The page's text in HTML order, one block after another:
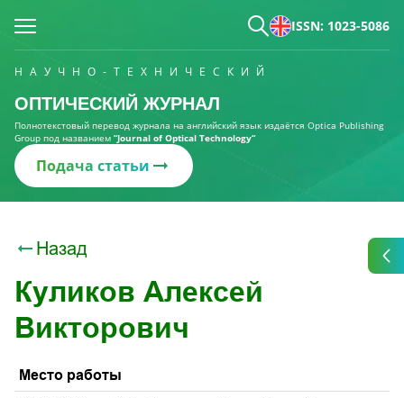
ISSN: 1023-5086
НАУЧНО-ТЕХНИЧЕСКИЙ
ОПТИЧЕСКИЙ ЖУРНАЛ
Полнотекстовый перевод журнала на английский язык издаётся Optica Publishing
Group под названием “Journal of Optical Technology“
Подача статьи
Назад
Куликов Алексей
Викторович
Место работы